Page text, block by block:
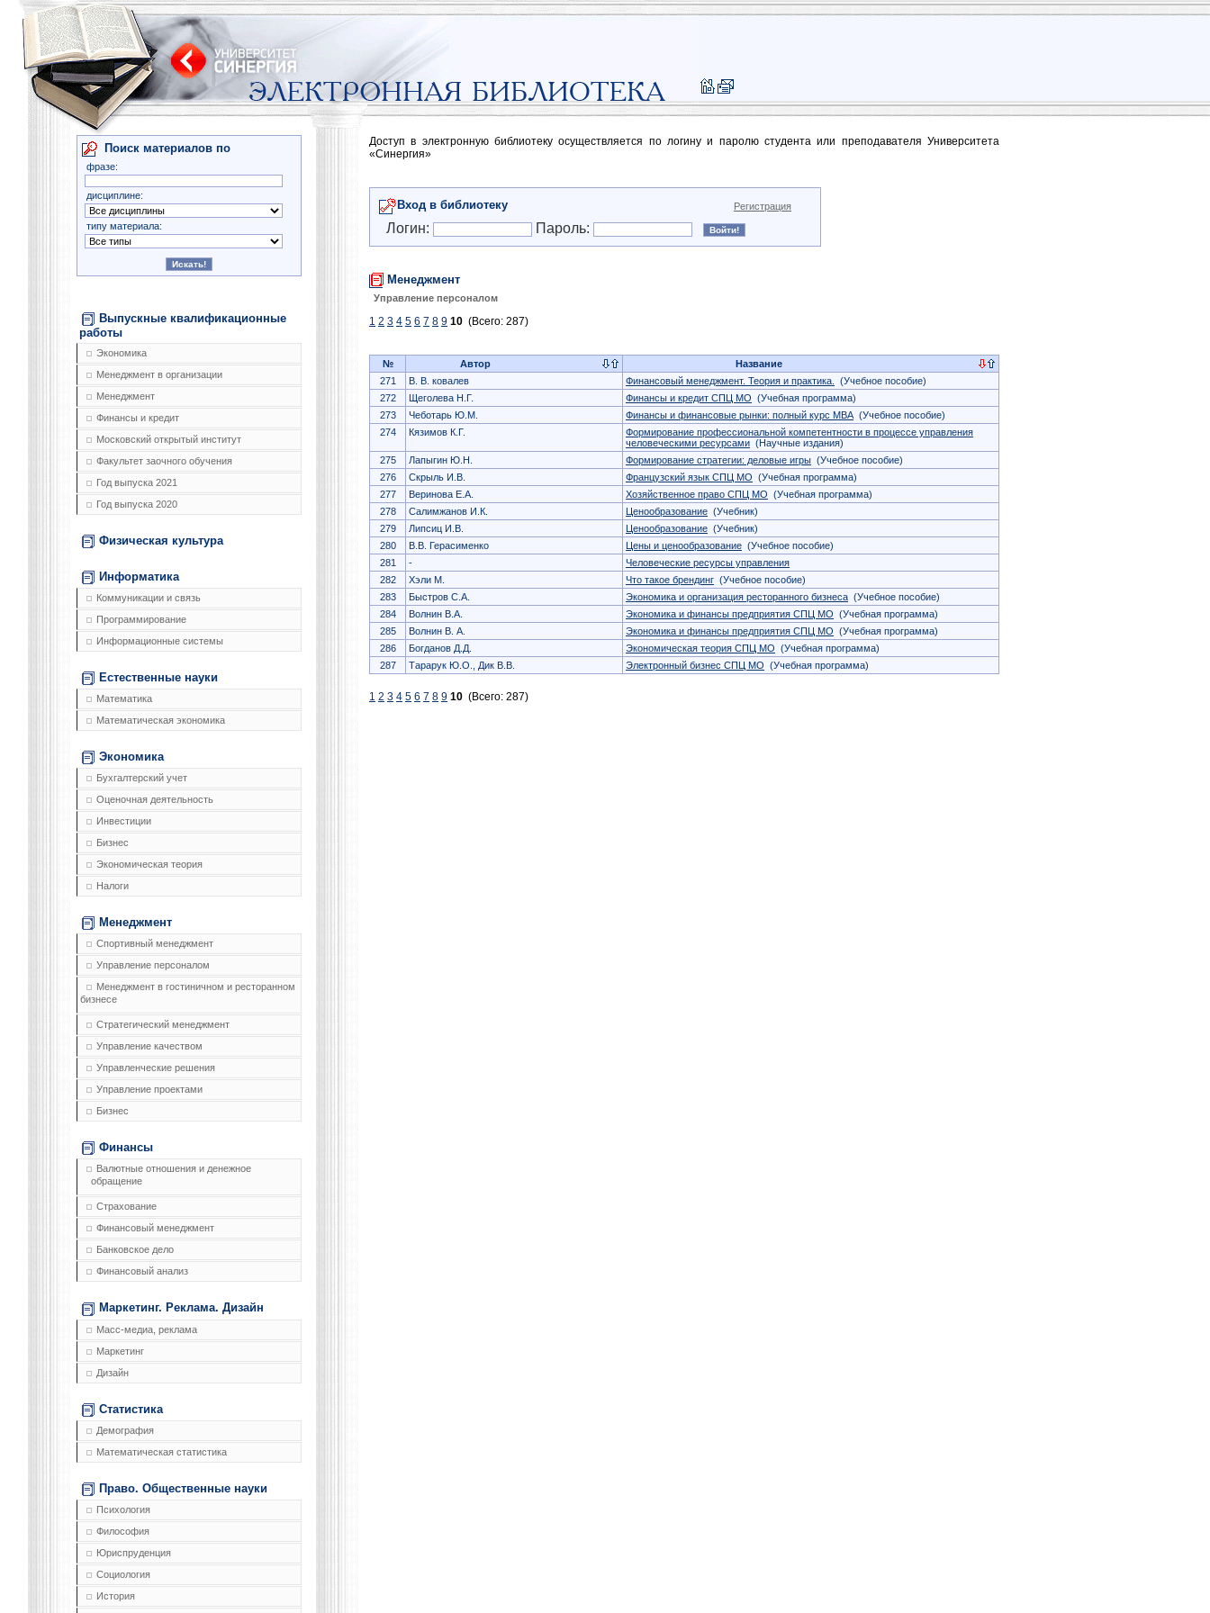
Поиск материалов по
фразе:
дисциплине:
типу материала:
Выпускные квалификационные
работы
Экономика
Менеджмент в организации
Менеджмент
Финансы и кредит
Московский открытый институт
Факультет заочного обучения
Год выпуска 2021
Год выпуска 2020
Физическая культура
Информатика
Коммуникации и связь
Программирование
Информационные системы
Естественные науки
Математика
Математическая экономика
Экономика
Бухгалтерский учет
Оценочная деятельность
Инвестиции
Бизнес
Экономическая теория
Налоги
Менеджмент
Спортивный менеджмент
Управление персоналом
Менеджмент в гостиничном и ресторанном
бизнесе
Стратегический менеджмент
Управление качеством
Управленческие решения
Управление проектами
Бизнес
Финансы
Валютные отношения и денежное
обращение
Страхование
Финансовый менеджмент
Банковское дело
Финансовый анализ
Маркетинг. Реклама. Дизайн
Масс-медиа, реклама
Маркетинг
Дизайн
Статистика
Демография
Математическая статистика
Право. Общественные науки
Психология
Философия
Юриспруденция
Социология
История
Доступ в электронную библиотеку осуществляется по логину и паролю студента или преподавателя Университета
«Синергия»
Вход в библиотеку Регистрация
Логин: Пароль:
Менеджмент
Управление персоналом
1 2 3 4 5 6 7 8 9 10 (Всего: 287)
№ Автор
Название
271
В. В. ковалев Финансовый менеджмент. Теория и практика.
(Учебное пособие)
272
Щеголева Н.Г. Финансы и кредит СПЦ МО (Учебная программа)
273
Чеботарь Ю.М. Финансы и финансовые рынки: полный курс МВА (Учебное пособие)
274
Кязимов К.Г.
Формирование профессиональной компетентности в процессе управления
человеческими ресурсами (Научные издания)
275
Лапыгин Ю.Н. Формирование стратегии: деловые игры (Учебное пособие)
276
Скрыль И.В. Французский язык СПЦ МО (Учебная программа)
277
Веринова Е.А. Хозяйственное право СПЦ МО (Учебная программа)
278
Салимжанов И.К. Ценообразование (Учебник)
279
Липсиц И.В. Ценообразование (Учебник)
280
В.В. Герасименко Цены и ценообразование (Учебное пособие)
281
-
Человеческие ресурсы управления
282
Хэли М. Что такое брендинг (Учебное пособие)
283
Быстров С.А. Экономика и организация ресторанного бизнеса (Учебное пособие)
284
Волнин В.А. Экономика и финансы предприятия СПЦ МО (Учебная программа)
285
Волнин В. А. Экономика и финансы предприятия СПЦ МО (Учебная программа)
286
Богданов Д.Д. Экономическая теория СПЦ МО (Учебная программа)
287
Тарарук Ю.О., Дик В.В. Электронный бизнес СПЦ МО (Учебная программа)
1 2 3 4 5 6 7 8 9 10 (Всего: 287)